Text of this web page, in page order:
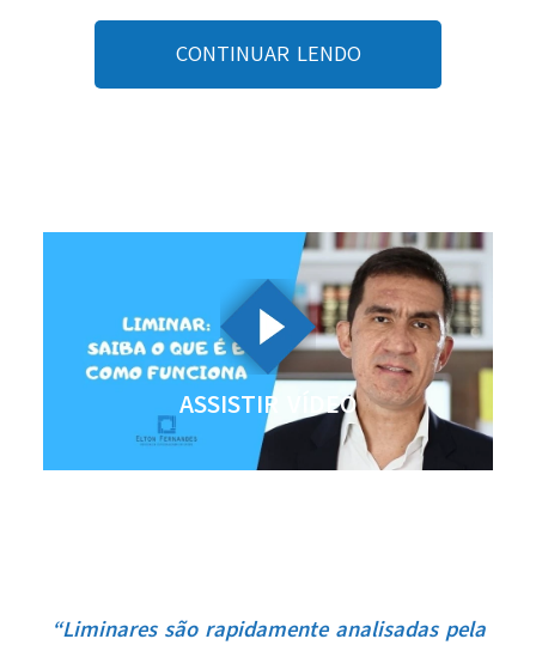
CONTINUAR LENDO
ASSISTIR VÍDEO
“Liminares são rapidamente analisadas pela